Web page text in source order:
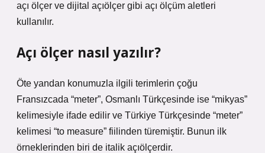
açı ölçer ve dijital açıölçer gibi açı ölçüm aletleri
kullanılır.
Açı ölçer nasıl yazılır?
Öte yandan konumuzla ilgili terimlerin çoğu
Fransızcada “meter”, Osmanlı Türkçesinde ise “mikyas”
kelimesiyle ifade edilir ve Türkiye Türkçesinde “meter”
kelimesi “to measure” fiilinden türemiştir. Bunun ilk
örneklerinden biri de italik açıölçerdir.